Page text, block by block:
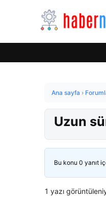
Ana sayfa ›
Uzun
Bu konu 0 yanıt
1 yazı